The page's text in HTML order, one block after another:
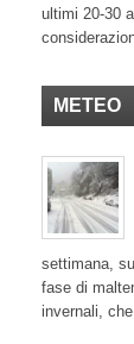
ultimi 20-30
METEO
settimana,
fase di
invernali,